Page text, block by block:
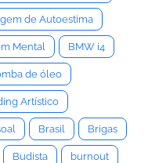
de Autoestima
Mental BMW i4
de óleo
Artístico
Brasil Brigas
Budista burnout